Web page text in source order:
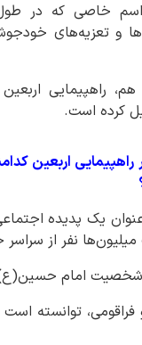
خاصی که در
و تعزیه‌های
هم، راهپیمایی
کرده است.
اربعین
عنوان یک پدیده
نفر از
شخصیت امام حسین(ع)
فراقومی، توانسته